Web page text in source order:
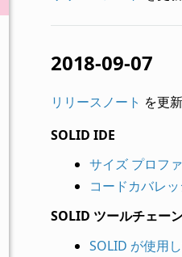
2018-09-07
リリースノート を更
SOLID IDE
サイズ プロフ
コードカバレ
SOLID ツールチェー
SOLID が使用